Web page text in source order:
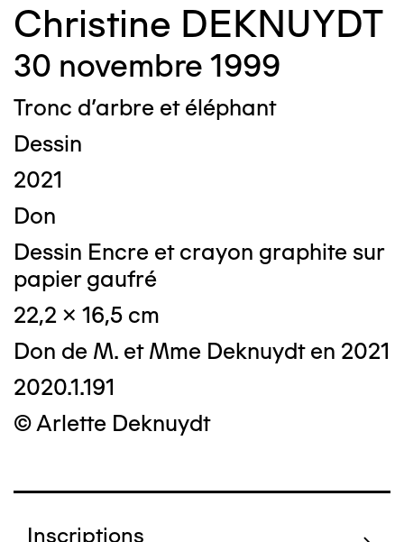
Christine DEKNUYDT
30 novembre 1999
Tronc d'arbre et éléphant
Dessin
2021
Don
Dessin Encre et crayon graphite sur
papier gaufré
22,2 x 16,5 cm
Don de M. et Mme Deknuydt en 2021
2020.1.191
© Arlette Deknuydt
Inscriptions